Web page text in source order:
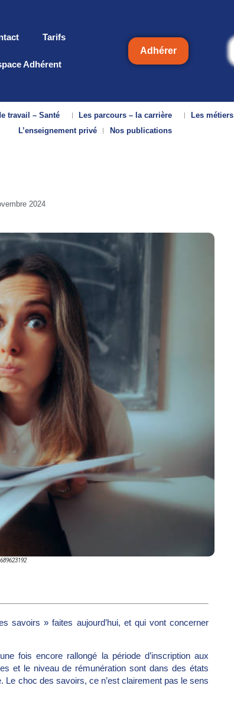
Tarifs
Adhérent
Adhérer
travail – Santé Les parcours – la carrière Les métiers
L’enseignement privé
Nos publications
2024
savoirs » faites aujourd’hui, et qui vont concerner
fois encore rallongé la période d’inscription aux
et le niveau de rémunération sont dans des états
choc des savoirs, ce n’est clairement pas le sens